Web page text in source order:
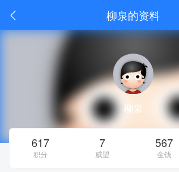
柳泉的资料
柳泉
617
积分
7
威望
567
金钱